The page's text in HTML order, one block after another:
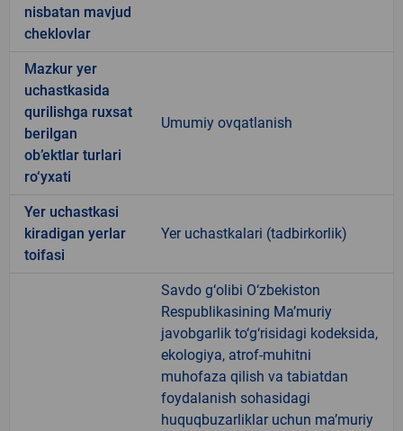
nisbatan mavjud
cheklovlar
Mazkur yer
uchastkasida
qurilishga ruxsat
berilgan
ob’ektlar turlari
ro‘yxati
Umumiy ovqatlanish
Yer uchastkasi
kiradigan yerlar
toifasi
Yer uchastkalari (tadbirkorlik)
Savdo g‘olibi O‘zbekiston
Respublikasining Ma’muriy
javobgarlik to‘g‘risidagi kodeksida,
ekologiya, atrof-muhitni
muhofaza qilish va tabiatdan
foydalanish sohasidagi
huquqbuzarliklar uchun ma’muriy